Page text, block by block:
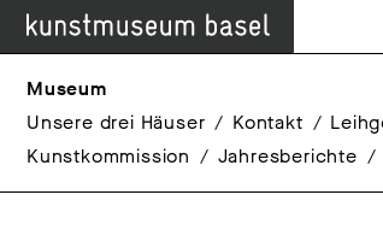
Museum
Unsere drei Häuser
Kontakt
Kunstkommission
Jahresberichte